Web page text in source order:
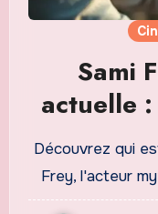
Sami
actuelle
Découvrez qui
Frey, l'acteur